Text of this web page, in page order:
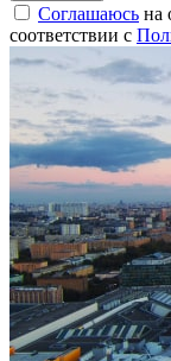
Соглашаюсь на
соответствии с